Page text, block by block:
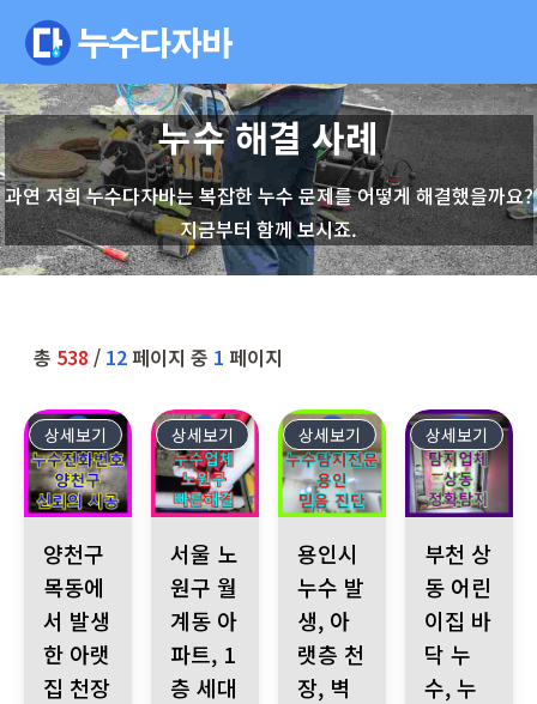
누수 해결 사례
과연 저희 누수다자바는 복잡한 누수 문제를 어떻게 해결했을까요?
지금부터 함께 보시죠.
총 538 / 12페이지 중 1 페이지
538
상세보기
양천구
목동에
서 발생
한 아랫
집 천장
537
상세보기
서울 노
원구 월
계동 아
파트, 1
층 세대
536
상세보기
용인시
누수 발
생, 아
랫층 천
장, 벽
535
상세보기
부천 상
동 어린
이집 바
닥 누
수, 누